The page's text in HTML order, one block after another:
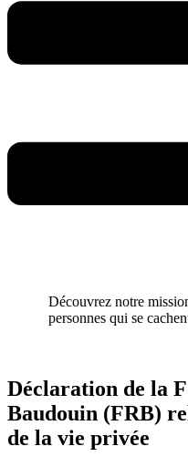
Découvrez notre
personnes qui se
Déclaration de la
Baudouin (FRB)
de la vie privée